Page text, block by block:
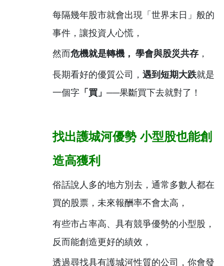
每隔幾年股市就會出現「世界末日」般的
事件，讓投資人心慌，
然而危機就是轉機， 學會與股災共存 ，
長期看好的優質公司， 遇到短期大跌就是
一個字 「買」 ──果斷買下去就對了！
找出護城河優勢 小型股也能創
造高獲利
俗話說人多的地方別去，通常多數人都在
買的股票，未來報酬率不會太高，
有些市占率高、具有競爭優勢的小型股，
反而能創造更好的績效，
透過尋找具有護城河性質的公司，你會發